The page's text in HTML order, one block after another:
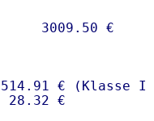
€ (Klasse I)
€